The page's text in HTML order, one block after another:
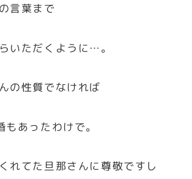
言葉まで
いただくように…。
の性質でなければ
あったわけで。
れてた旦那さんに尊敬ですし